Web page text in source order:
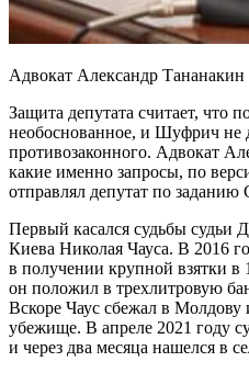
Адвокат Александр
Защита депутата считает, что
необоснованное, и Шуфрич не
противозаконного. Адвокат
какие именно запросы, по
отправлял депутат по заданию
Первый касался судьбы судьи
Киева Николая Чауса. В 2016
в получении крупной взятки в
он положил в трехлитровую
Вскоре Чаус сбежал в Молдову
убежище. В апреле 2021 году
и через два месяца нашелся в